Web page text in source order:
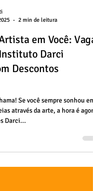
2 min de leitura
em Você:
Darci
Descontos
sonhou em
Darci...